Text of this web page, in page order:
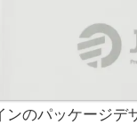
ンのパッケージ